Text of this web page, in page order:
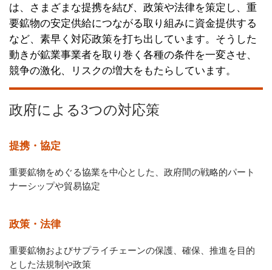
は、さまざまな提携を結び、政策や法律を策定し、重
要鉱物の安定供給につながる取り組みに資金提供する
など、素早く対応政策を打ち出しています。そうした
動きが鉱業事業者を取り巻く各種の条件を一変させ、
競争の激化、リスクの増大をもたらしています。
政府による3つの対応策
提携・協定
重要鉱物をめぐる協業を中心とした、政府間の戦略的パート
ナーシップや貿易協定
政策・法律
重要鉱物およびサプライチェーンの保護、確保、推進を目的
とした法規制や政策